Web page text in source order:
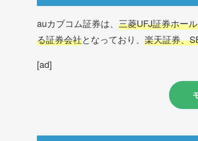
auカブコム証券は、 三菱UFJ証券ホー
る証券会社となっており、 楽天証券、
[ad]